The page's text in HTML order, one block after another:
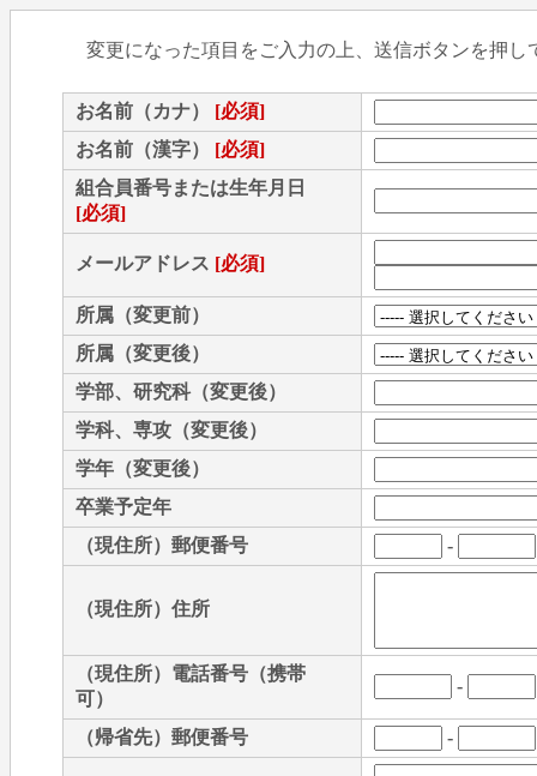
変更になった項目をご入力の上、送信ボタンを押し
お名前（カナ） [必須]
お名前（漢字） [必須]
組合員番号または生年月日
[必須]
メールアドレス [必須]
所属（変更前）
所属（変更後）
学部、研究科（変更後）
学科、専攻（変更後）
学年（変更後）
卒業予定年
（現住所）郵便番号
-
（現住所）住所
（現住所）電話番号（携帯
可）
-
（帰省先）郵便番号 -